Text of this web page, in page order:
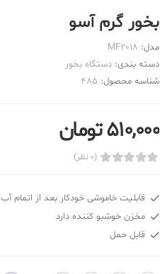
بخور گرم آسو
مدل: MF2018
دسته بندی: دستگاه بخور
شناسه محصول: 485
510,000 تومان
(0 نظر)
قابلیت خاموشی خودکار بعد از اتمام آب
مخزن خوشبو کننده دارد
قابل حمل